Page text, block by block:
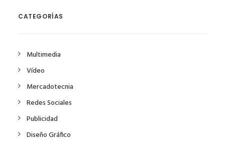
CATEGORÍAS
Multimedia
Vídeo
Mercadotecnia
Redes Sociales
Publicidad
Diseño Gráfico